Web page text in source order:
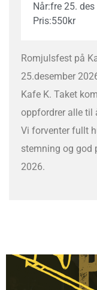
Når:fre 25. des
Pris:550kr
Romjulsfest på
25.desember
Kafe K. Taket
oppfordrer alle til
Vi forventer fullt
stemning og god
2026.